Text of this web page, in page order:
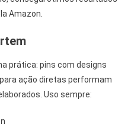
Amazon.
prática: pins com designs
ação diretas performam
Uso sempre: